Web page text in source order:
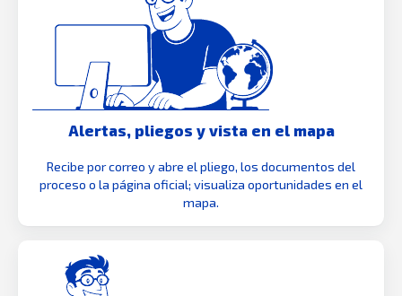
Alertas, pliegos y vista en el mapa
Recibe por correo y abre el pliego, los documentos del
proceso o la página oficial; visualiza oportunidades en el
mapa.